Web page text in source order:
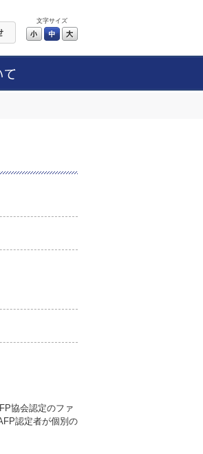
文字サイズ
小 中
協会認定のファ
認定者が個別の